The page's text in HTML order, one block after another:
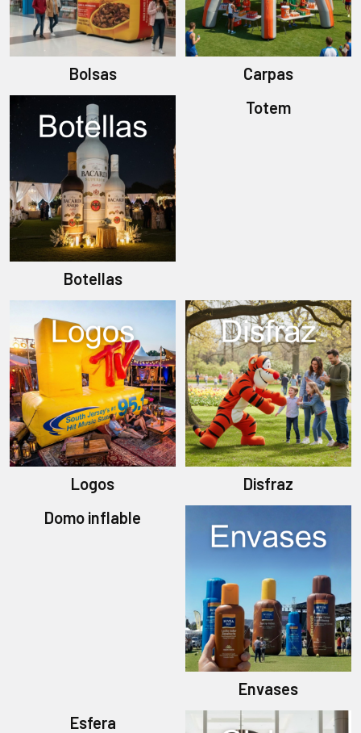
Bolsas Carpas
Botellas
Totem
Logos
Disfraz
Domo inflable
Envases
Esfera